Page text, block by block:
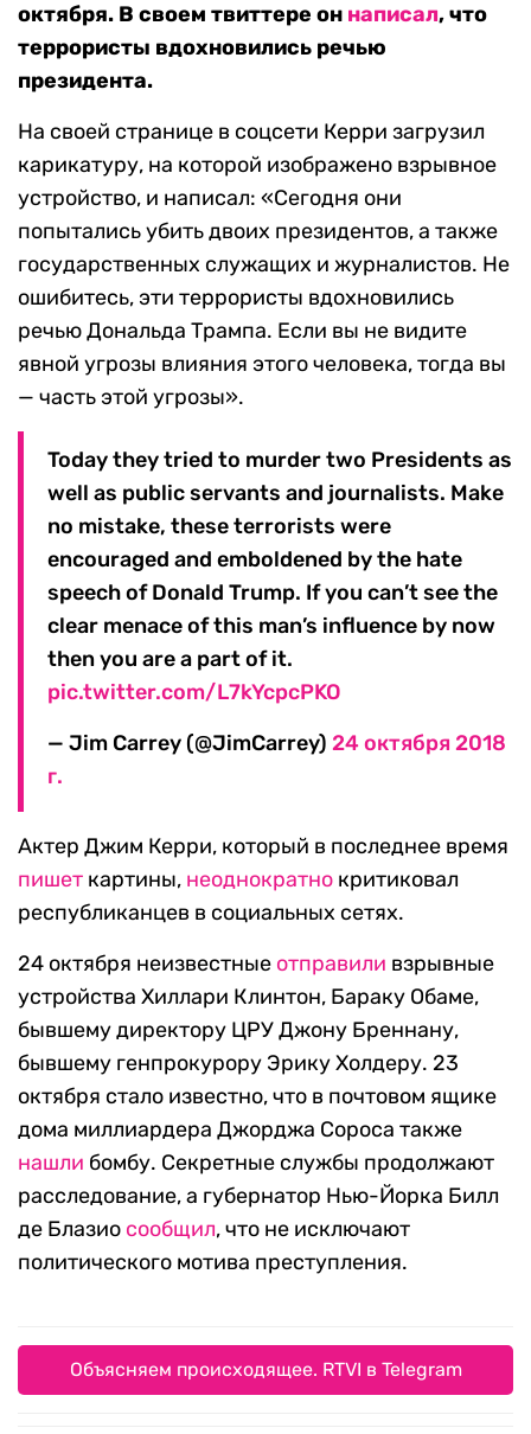
октября. В своем твиттере он написал, что
террористы вдохновились речью
президента.
На своей странице в соцсети Керри загрузил
карикатуру, на которой изображено взрывное
устройство, и написал: «Сегодня они
попытались убить двоих президентов, а также
государственных служащих и журналистов. Не
ошибитесь, эти террористы вдохновились
речью Дональда Трампа. Если вы не видите
явной угрозы влияния этого человека, тогда вы
— часть этой угрозы».
Today they tried to murder two Presidents as
well as public servants and journalists. Make
no mistake, these terrorists were
encouraged and emboldened by the hate
speech of Donald Trump. If you can’t see the
clear menace of this man’s influence by now
then you are a part of it.
pic.twitter.com/L7kYcpcPKO
— Jim Carrey (@JimCarrey) 24 октября 2018
г.
Актер Джим Керри, который в последнее время
пишет картины, неоднократно критиковал
республиканцев в социальных сетях.
24 октября неизвестные отправили взрывные
устройства Хиллари Клинтон, Бараку Обаме,
бывшему директору ЦРУ Джону Бреннану,
бывшему генпрокурору Эрику Холдеру. 23
октября стало известно, что в почтовом ящике
дома миллиардера Джорджа Сороса также
нашли бомбу. Секретные службы продолжают
расследование, а губернатор Нью-Йорка Билл
де Блазио сообщил, что не исключают
политического мотива преступления.
Объясняем происходящее. RTVI в Telegram